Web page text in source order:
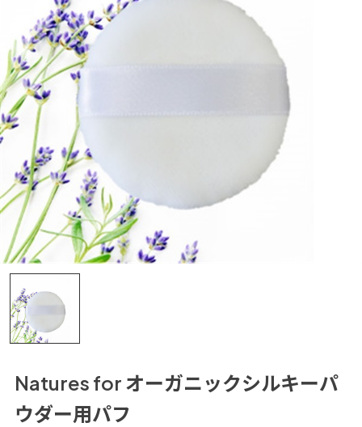
Natures for オーガニックシルキーパ
ウダー用パフ